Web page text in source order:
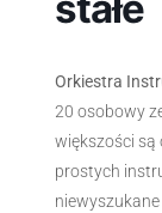
Orkiestra
20 osobowy
większości są
prostych